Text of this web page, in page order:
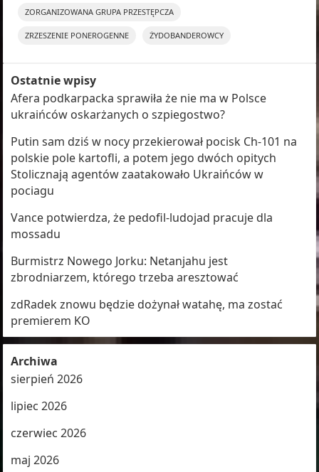
ZORGANIZOWANA GRUPA PRZESTĘPCZA
ZRZESZENIE PONEROGENNE ŻYDOBANDEROWCY
Ostatnie wpisy
Afera podkarpacka sprawiła że nie ma w Polsce
ukraińców oskarżanych o szpiegostwo?
Putin sam dziś w nocy przekierował pocisk Ch-101 na
polskie pole kartofli, a potem jego dwóch opitych
Stolicznają agentów zaatakowało Ukraińców w
pociagu
Vance potwierdza, że pedofil-ludojad pracuje dla
mossadu
Burmistrz Nowego Jorku: Netanjahu jest
zbrodniarzem, którego trzeba aresztować
zdRadek znowu będzie dożynał watahę, ma zostać
premierem KO
Archiwa
sierpień 2026
lipiec 2026
czerwiec 2026
maj 2026